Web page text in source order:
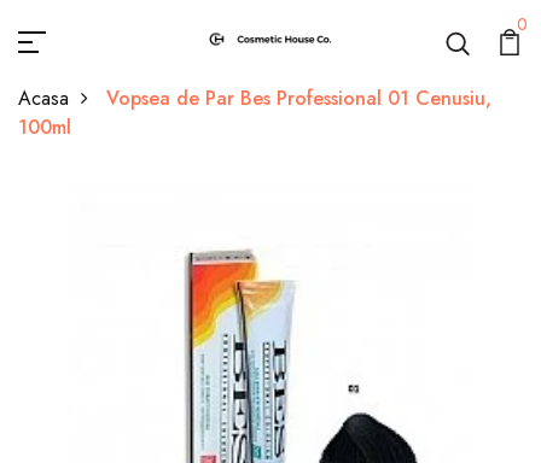
0
Acasa
Vopsea de Par Bes Professional 01 Cenusiu,
100ml